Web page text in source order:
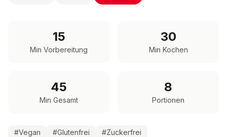
15
Min Vorbereitung
30
Min Kochen
45
Min Gesamt
8
Portionen
#Vegan #Glutenfrei #Zuckerfrei